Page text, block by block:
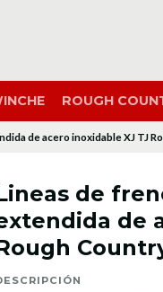
ROUGH
de acero inoxidable XJ TJ
de
de